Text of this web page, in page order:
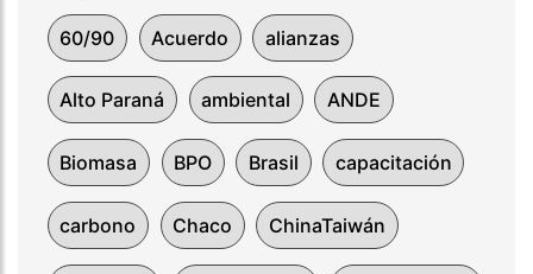
60/90 Acuerdo alianzas
Alto Paraná ambiental ANDE
Biomasa BPO Brasil capacitación
carbono Chaco ChinaTaiwán